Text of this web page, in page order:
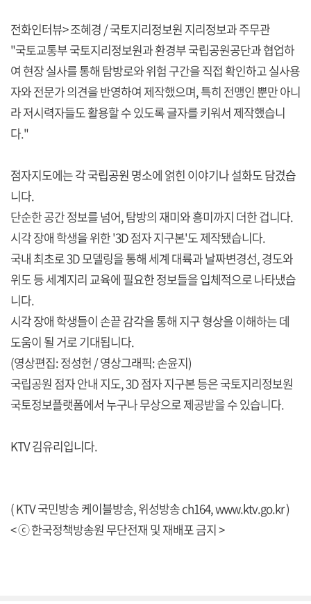
전화인터뷰> 조혜경 / 국토지리정보원 지리정보과 주무관
"국토교통부 국토지리정보원과 환경부 국립공원공단과 협업하
여 현장 실사를 통해 탐방로와 위험 구간을 직접 확인하고 실사용
자와 전문가 의견을 반영하여 제작했으며, 특히 전맹인 뿐만 아니
라 저시력자들도 활용할 수 있도록 글자를 키워서 제작했습니
다."
점자지도에는 각 국립공원 명소에 얽힌 이야기나 설화도 담겼습
니다.
단순한 공간 정보를 넘어, 탐방의 재미와 흥미까지 더한 겁니다.
시각 장애 학생을 위한 '3D 점자 지구본'도 제작됐습니다.
국내 최초로 3D 모델링을 통해 세계 대륙과 날짜변경선, 경도와
위도 등 세계지리 교육에 필요한 정보들을 입체적으로 나타냈습
니다.
시각 장애 학생들이 손끝 감각을 통해 지구 형상을 이해하는 데
도움이 될 거로 기대됩니다.
(영상편집: 정성헌 / 영상그래픽: 손윤지)
국립공원 점자 안내 지도, 3D 점자 지구본 등은 국토지리정보원
국토정보플랫폼에서 누구나 무상으로 제공받을 수 있습니다.
KTV 김유리입니다.
( KTV 국민방송 케이블방송, 위성방송 ch164,www.ktv.go.kr)
< ⓒ 한국정책방송원 무단전재 및 재배포 금지 >